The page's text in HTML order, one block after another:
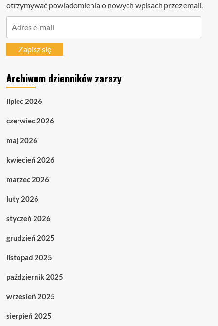
otrzymywać powiadomienia o nowych wpisach przez email.
mailZapisz się
Archiwum dzienników zarazy
lipiec 2026
czerwiec 2026
maj 2026
kwiecień 2026
marzec 2026
luty 2026
styczeń 2026
grudzień 2025
listopad 2025
październik 2025
wrzesień 2025
sierpień 2025